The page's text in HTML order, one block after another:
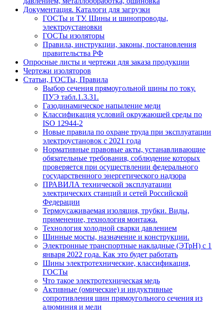
Документация. Каталоги для загрузки
ГОСТы и ТУ. Шины и шинопроводы,
электроустановки
ГОСТы изоляторы
Правила, инструкции, законы, постановления
правительства РФ
Опросные листы и чертежи для заказа продукции
Чертежи изоляторов
Статьи, ГОСТы, Правила
Выбор сечения прямоугольной шины по току.
ПУЭ табл.1.3.31.
Газодинамическое напыление меди
Классификация условий окружающей среды по
ISO 12944-2
Новые правила по охране труда при эксплуатации
электроустановок с 2021 года
Нормативные правовые акты, устанавливающие
обязательные требования, соблюдение которых
проверяется при осуществлении федерального
государственного энергетического надзора
ПРАВИЛА технической эксплуатации
электрических станций и сетей Российской
Федерации
Термоусаживаемая изоляция, трубки. Виды,
применение, технология монтажа.
Технология холодной сварки давлением
Шинные мосты, назначение и конструкции.
Электронные транспортные накладные (ЭТрН) с 1
января 2022 года. Как это будет работать
Шины электротехнические, классификация,
ГОСТы
Что такое электротехническая медь
Активные (омические) и индуктивные
сопротивления шин прямоугольного сечения из
алюминия и меди